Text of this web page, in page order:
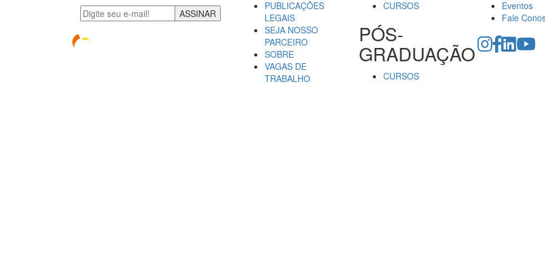
ASSINAR
PUBLICAÇÕES
LEGAIS
SEJA NOSSO
PARCEIRO
SOBRE
VAGAS DE
TRABALHO
CURSOS
PÓS-
GRADUAÇÃO
CURSOS
Eventos
Fale